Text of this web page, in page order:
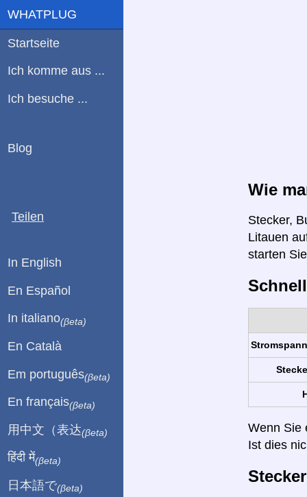
Wie
Stecker,
Litauen
starten
Wenn Sie
Ist dies
WHATPLUG
Startseite
Ich komme aus ...
Ich besuche ...
Blog
Teilen
In English
En Español
In italiano(βeta)
En Català
Em português(βeta)
En français(βeta)
用中文（表达(βeta)
हिंदी में(βeta)
日本語で(βeta)